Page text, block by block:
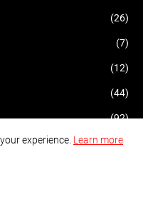
(26)
(7)
(12)
(44)
(92)
(17)
experience. Learn more